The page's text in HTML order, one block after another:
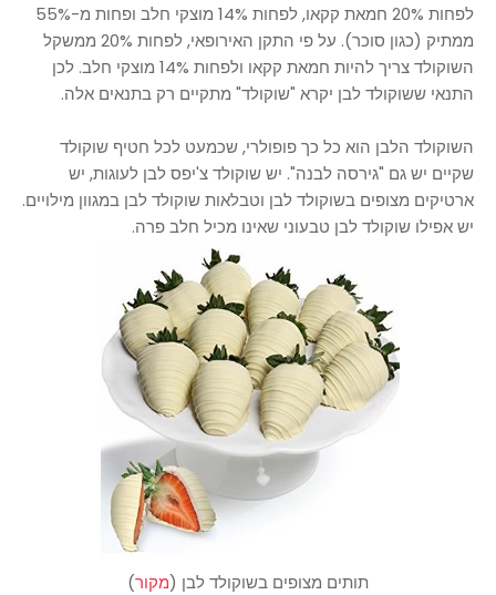
לפחות 20% חמאת קקאו, לפחות 14% מוצקי חלב ופחות מ-55%
ממתיק (כגון סוכר). על פי התקן האירופאי, לפחות 20% ממשקל
השוקולד צריך להיות חמאת קקאו ולפחות 14% מוצקי חלב. לכן
התנאי ששוקולד לבן יקרא "שוקולד" מתקיים רק בתנאים אלה.
השוקולד הלבן הוא כל כך פופולרי, שכמעט לכל חטיף שוקולד
שקיים יש גם "גירסה לבנה". יש שוקולד צ'יפס לבן לעוגות, יש
ארטיקים מצופים בשוקולד לבן וטבלאות שוקולד לבן במגוון מילויים.
יש אפילו שוקולד לבן טבעוני שאינו מכיל חלב פרה.
תותים מצופים בשוקולד לבן (מקור)